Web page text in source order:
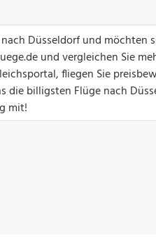
Düsseldorf und
und vergleichen Sie
fliegen Sie
die billigsten Flüge nach
mit!